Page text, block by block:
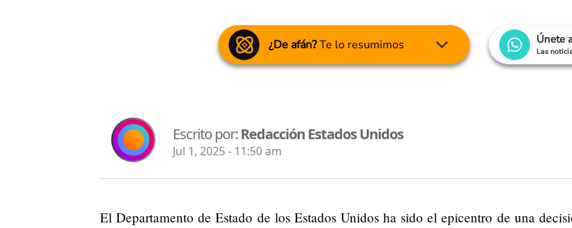
¿De afán?Te lo resumimos Únete
Las
Escrito por:Redacción Estados Unidos
Jul 1, 2025 - 11:50 am
El Departamento de Estado de los Estados Unidos ha sido el epicentro de una